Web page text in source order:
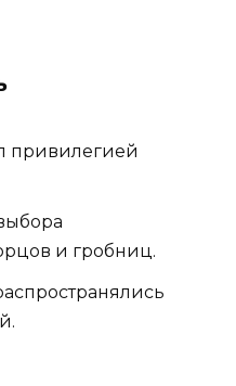
привилегией
и гробниц.